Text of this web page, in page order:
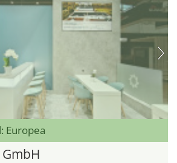
Europea